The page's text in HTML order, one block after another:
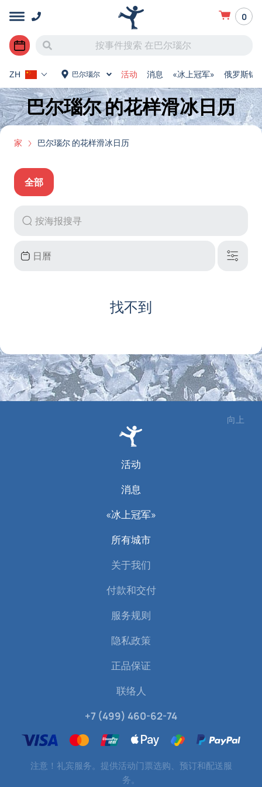
0
巴尔瑙尔 活动 消息 «冰上冠军» 俄罗斯锦
ZH
巴尔瑙尔 的花样滑冰日历
家 巴尔瑙尔 的花样滑冰日历
全部
找不到
向上
活动
消息
«冰上冠军»
所有城市
关于我们
付款和交付
服务规则
隐私政策
正品保证
联络人
+7 (499) 460-62-74
注意！礼宾服务。提供活动门票选购、预订和配送服
务。